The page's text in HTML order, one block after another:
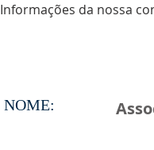
Informações da nossa
NOME: